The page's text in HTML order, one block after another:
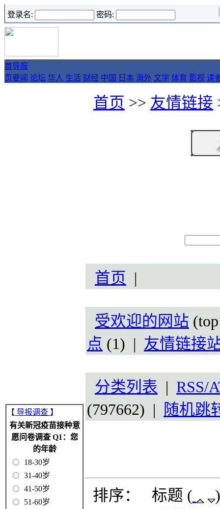
登录名: 密码:
首
页
导报
要闻 论坛 华人 生活 财经 中国 日本 海外 文学 体育 影视 读
【 导报调查 】
有关新冠疫苗接种意
愿问卷调查 Q1：您
的年龄
18-30岁
31-40岁
41-50岁
51-60岁
首页 >> 友情链接
首页 |
受欢迎的网站
点 (1) | 友情链接
分类列表 | RSS/
(797662) |
随机跳
排序： 标题 (